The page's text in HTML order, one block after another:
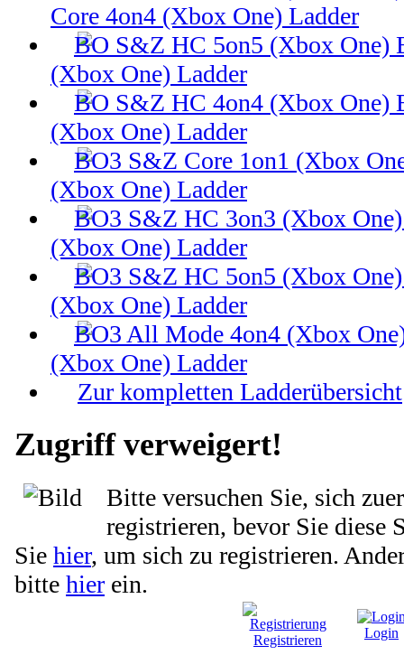
Core 4on4 (Xbox One) Ladder
(Xbox One) Ladder
(Xbox One) Ladder
(Xbox One) Ladder
(Xbox One) Ladder
(Xbox One) Ladder
(Xbox One) Ladder
Zur kompletten Ladderübersicht
Zugriff verweigert!
Bitte versuchen Sie, sich
registrieren, bevor Sie diese
Sie hier, um sich zu registrieren.
bitte hier ein.
Registrieren Login